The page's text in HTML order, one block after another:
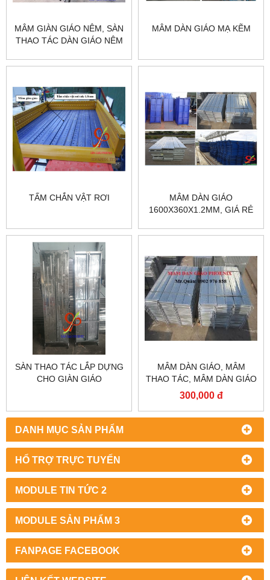
DANH MỤC SẢN PHẨM
HỔ TRỢ TRỰC TUYẾN
MODULE TIN TỨC 2
MODULE SẢN PHẨM 3
FANPAGE FACEBOOK
MÂM GIÀN GIÁO NÊM, SÀN
THAO TÁC DÀN GIÁO NÊM
MÂM DÀN GIÁO MẠ KẼM
TẤM CHẮN VẬT RƠI
MÂM DÀN GIÁO
1600X360X1.2MM, GIÁ RẺ
SÀN THAO TÁC LẮP DỰNG
CHO GIÀN GIÁO
MÂM DÀN GIÁO, MÂM
THAO TÁC, MÂM DÀN GIÁO
NHÚNG KẼM
300,000 đ